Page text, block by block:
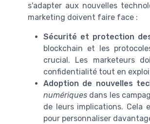
s'adapter aux nouvelles
marketing doivent faire face :
Sécurité et protection
blockchain et les
crucial. Les marketeurs
confidentialité tout en
Adoption de nouvelles
numériques dans les
de leurs implications. Cela
pour personnaliser